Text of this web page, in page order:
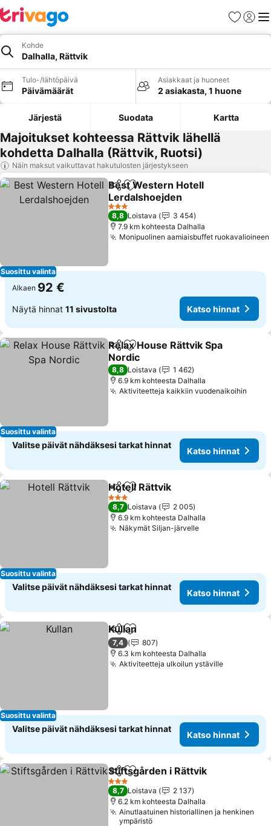
Suosikit
Kohde
Dalhalla, Rättvik
Tulo-/lähtöpäivä
Päivämäärät
Asiakkaat ja huoneet
2 asiakasta, 1 huone
Järjestä Suodata Kartta
Majoitukset kohteessa Rättvik lähellä
kohdetta Dalhalla (Rättvik, Ruotsi)
Näin maksut vaikuttavat hakutulosten järjestykseen
Suosittu valinta
Jaa Lisää suosikkeihin
Best Western Hotell
Lerdalshoejden
3 Tähtiluokitus
8,8 Loistava
3 454
7.9 km kohteesta Dalhalla
Monipuolinen aamiaisbuffet ruokavalioineen
Alkaen 92 €
Näytä hinnat 11 sivustolta Katso hinnat
Suosittu valinta
Jaa Lisää suosikkeihin
Relax House Rättvik Spa
Nordic
8,8 Loistava
1 462
6.9 km kohteesta Dalhalla
Aktiviteetteja kaikkiin vuodenaikoihin
Valitse päivät nähdäksesi tarkat hinnat
Katso hinnat
Suosittu valinta
Jaa Lisää suosikkeihin
Hotell Rättvik
3 Tähtiluokitus
8,7 Loistava
2 005
6.9 km kohteesta Dalhalla
Näkymät Siljan-järvelle
Valitse päivät nähdäksesi tarkat hinnat
Katso hinnat
Suosittu valinta
Jaa Lisää suosikkeihin
Kullan
7,4
807
6.3 km kohteesta Dalhalla
Aktiviteetteja ulkoilun ystäville
Valitse päivät nähdäksesi tarkat hinnat
Katso hinnat
Jaa Lisää suosikkeihin
Stiftsgården i Rättvik
3 Tähtiluokitus
8,7 Loistava
2 137
6.2 km kohteesta Dalhalla
Ainutlaatuinen historiallinen ja henkinen
ympäristö